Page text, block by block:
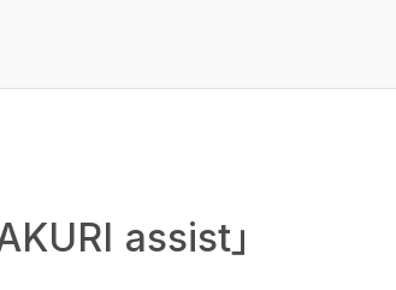
assist」